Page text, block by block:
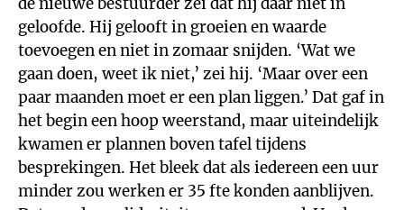
geloofde. Hij gelooft in groeien en waarde
toevoegen en niet in zomaar snijden. ‘Wat we
gaan doen, weet ik niet,’ zei hij. ‘Maar over een
paar maanden moet er een plan liggen.’ Dat gaf in
het begin een hoop weerstand, maar uiteindelijk
kwamen er plannen boven tafel tijdens
besprekingen. Het bleek dat als iedereen een uur
minder zou werken er 35 fte konden aanblijven.